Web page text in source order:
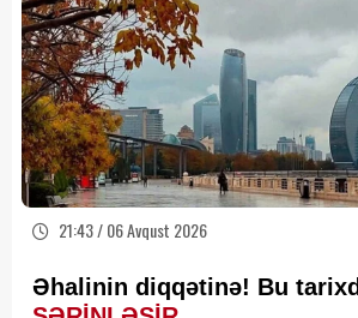
21:43 / 06 Avqust 2026
Əhalinin diqqətinə! Bu